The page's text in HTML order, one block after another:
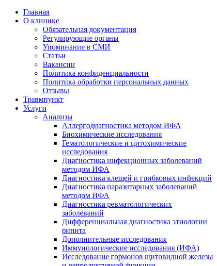
Главная
О клинике
Обязательная документация
Регулирующие органы
Упоминание в СМИ
Статьи
Вакансии
Политика конфиденциальности
Политика обработки персональных данных
Отзывы
Травмпункт
Услуги
Анализы
Аллергодиагностика методом ИФА
Биохимические исследования
Гематологические и цитохимические
исследования
Диагностика инфекционных заболеваний
методом ИФА
Диагностика клещей и грибковых инфекций
Диагностика паразитарных заболеваний
методом ИФА
Диагностика ревматологических
заболеваний
Дифференциальная диагностика этиологии
ринита
Дополнительные исследования
Иммунологические исследования (ИФА)
Исследование гормонов щитовидной железы